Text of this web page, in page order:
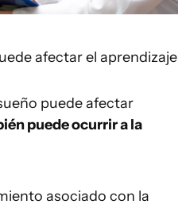
afectar el aprendizaje
puede afectar
puede ocurrir a la
asociado con la